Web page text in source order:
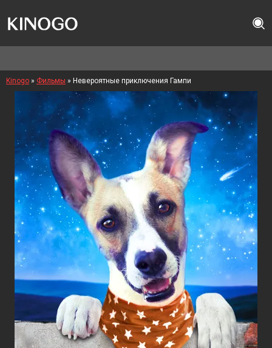
Kinogo » Фильмы » Невероятные приключения Гампи